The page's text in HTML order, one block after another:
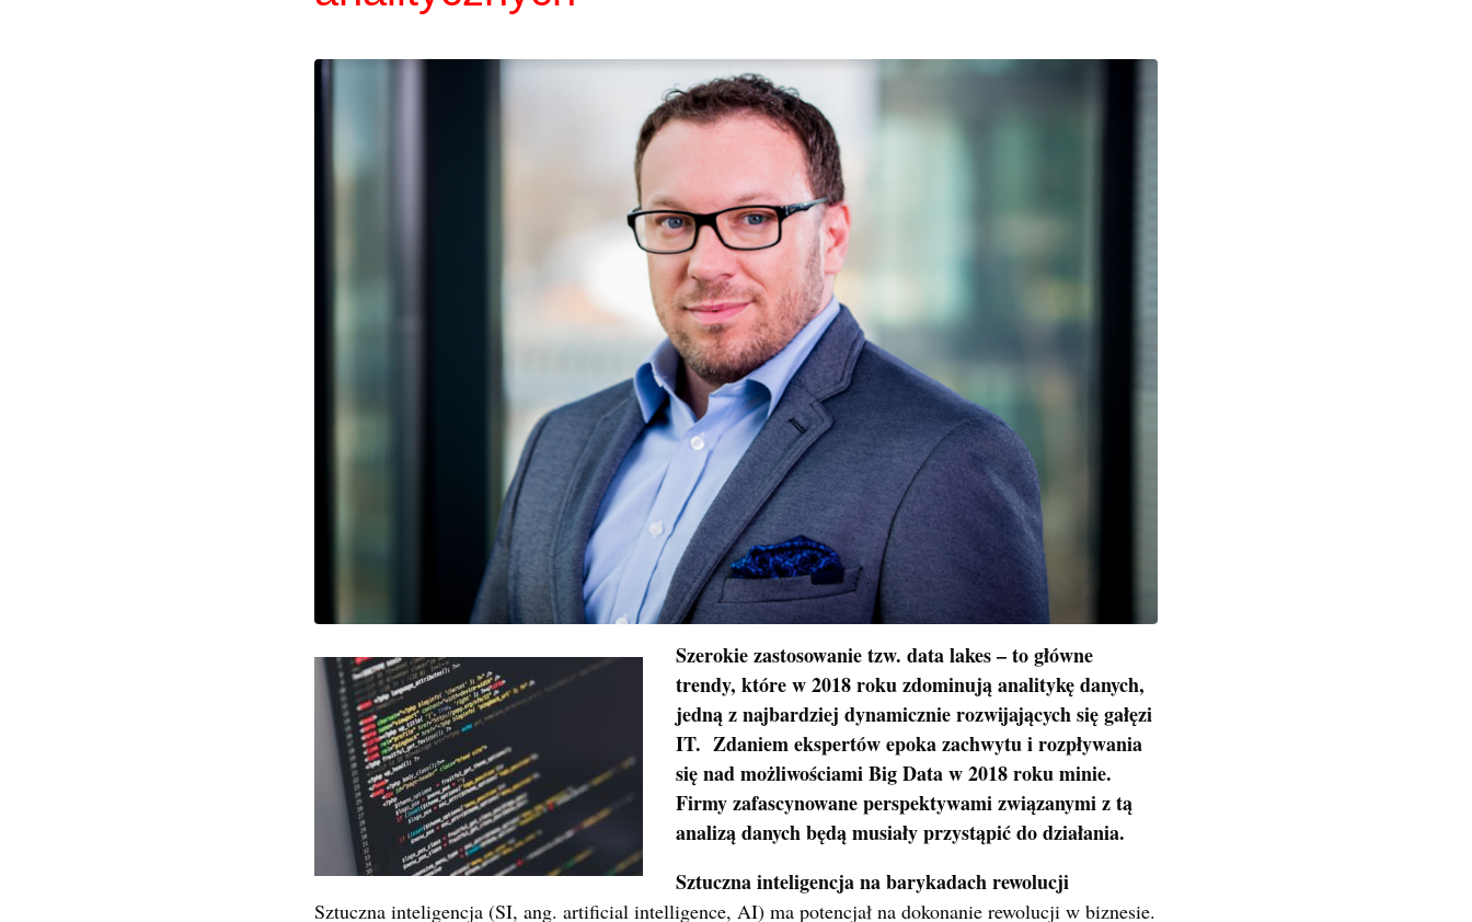
Szerokie zastosowanie tzw. data lakes – to główne
trendy, które w 2018 roku zdominują analitykę danych,
jedną z najbardziej dynamicznie rozwijających się gałęzi
IT. Zdaniem ekspertów epoka zachwytu i rozpływania
się nad możliwościami Big Data w 2018 roku minie.
Firmy zafascynowane perspektywami związanymi z tą
analizą danych będą musiały przystąpić do działania.
Sztuczna inteligencja na barykadach rewolucji
Sztuczna inteligencja (SI, ang. artificial intelligence, AI) ma potencjał na dokonanie rewolucji w biznesie.